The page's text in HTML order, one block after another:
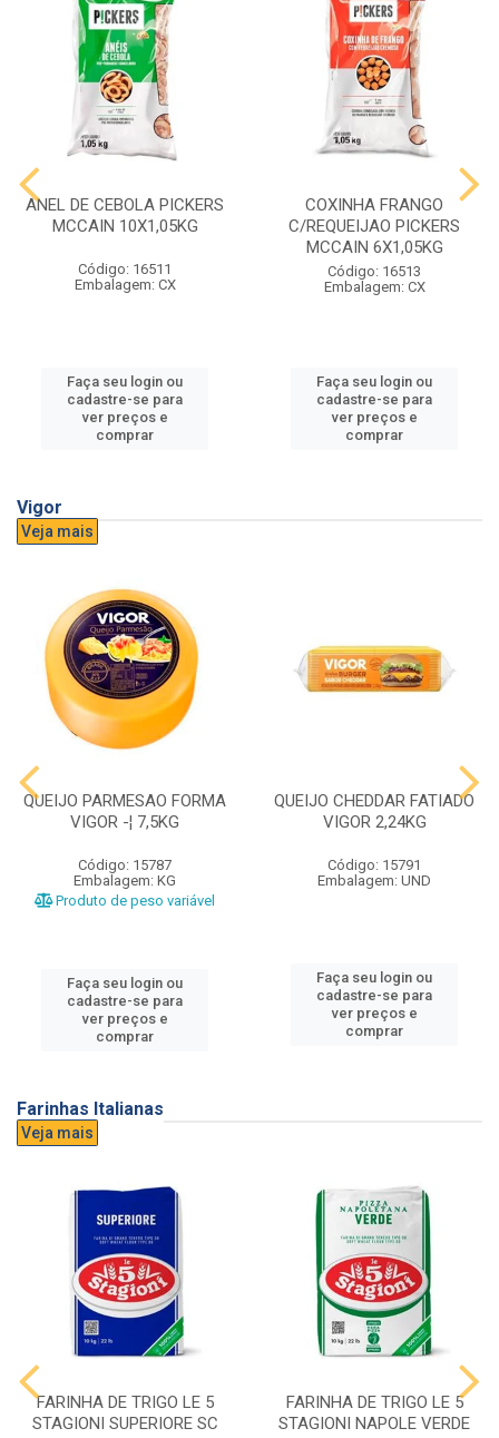
ANEL DE CEBOLA PICKERS
MCCAIN 10X1,05KG
Código: 16511
Embalagem: CX
Faça seu login ou
cadastre-se para
ver preços e
comprar
COXINHA FRANGO
C/REQUEIJAO PICKERS
MCCAIN 6X1,05KG
Código: 16513
Embalagem: CX
Faça seu login ou
cadastre-se para
ver preços e
comprar
Vigor
Veja mais
QUEIJO PARMESAO FORMA
VIGOR -¦ 7,5KG
Código: 15787
Embalagem: KG
Produto de peso variável
Faça seu login ou
cadastre-se para
ver preços e
comprar
QUEIJO CHEDDAR FATIADO
VIGOR 2,24KG
Código: 15791
Embalagem: UND
Faça seu login ou
cadastre-se para
ver preços e
comprar
Farinhas Italianas
Veja mais
FARINHA DE TRIGO LE 5
STAGIONI SUPERIORE SC
FARINHA DE TRIGO LE 5
STAGIONI NAPOLE VERDE